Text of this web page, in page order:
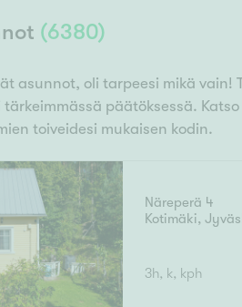
Helsinki
Hyvinkää
Ivalo
(6380)
asunnot, oli tarpeesi mikä vain!
tärkeimmässä päätöksessä.
toiveidesi mukaisen kodin.
Näreperä 4
Kotimäki,
3h, k, kph